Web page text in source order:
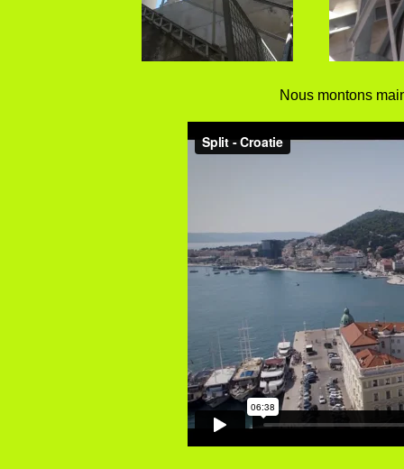
Nous montons